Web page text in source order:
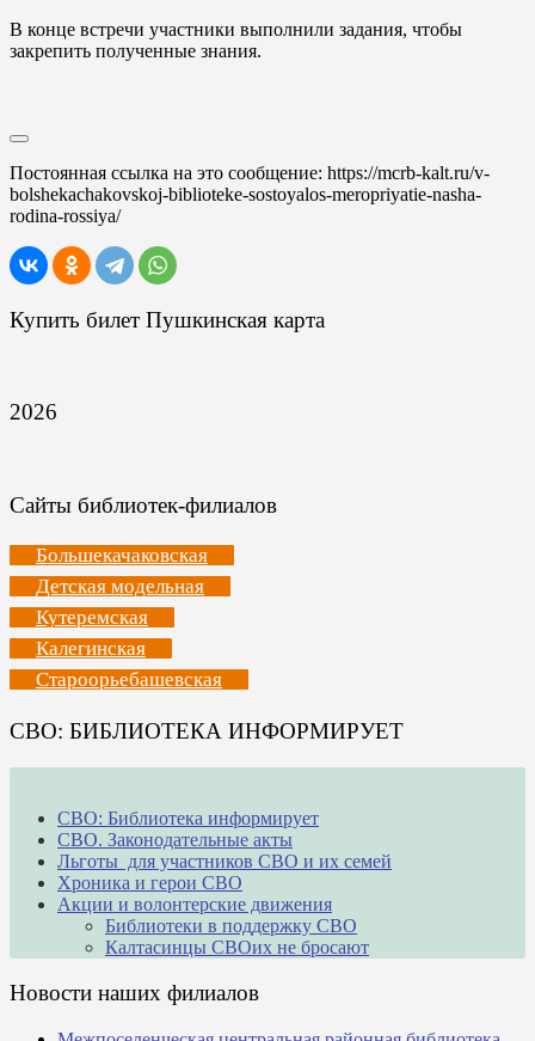
В конце встречи участники выполнили задания, чтобы
закрепить полученные знания.
Постоянная ссылка на это сообщение: https://mcrb-kalt.ru/v-
bolshekachakovskoj-biblioteke-sostoyalos-meropriyatie-nasha-
rodina-rossiya/
Купить билет Пушкинская карта
2026
Сайты библиотек-филиалов
Большекачаковская
Детская модельная
Кутеремская
Калегинская
Староорьебашевская
СВО: БИБЛИОТЕКА ИНФОРМИРУЕТ
СВО: Библиотека информирует
СВО. Законодательные акты
Льготы для участников СВО и их семей
Хроника и герои СВО
Акции и волонтерские движения
Библиотеки в поддержку СВО
Калтасинцы СВОих не бросают
Новости наших филиалов